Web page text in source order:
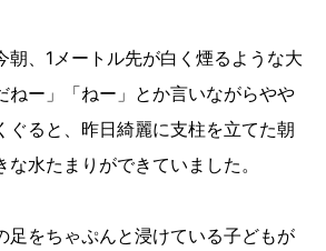
朝、1メートル先が白く煙るような大
ねー」「ねー」とか言いながらやや
ぐると、昨日綺麗に支柱を立てた朝
水たまりができていました。
足をちゃぷんと浸けている子どもが